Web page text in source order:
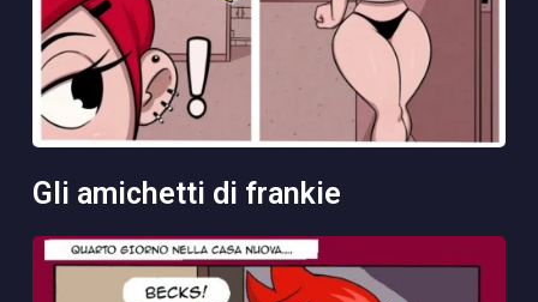
gli amichetti di frankie